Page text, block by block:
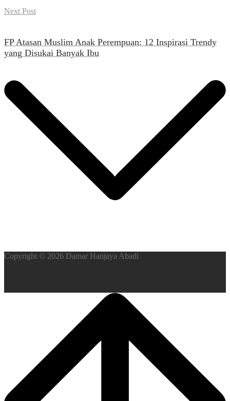
Next Post
FP Atasan Muslim Anak Perempuan: 12 Inspirasi Trendy
yang Disukai Banyak Ibu
Copyright © 2026 Damar Hanjaya Abadi